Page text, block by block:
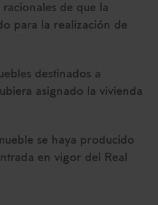
de que la
para la realización de
destinados a
asignado la vivienda
se haya producido
en vigor del Real